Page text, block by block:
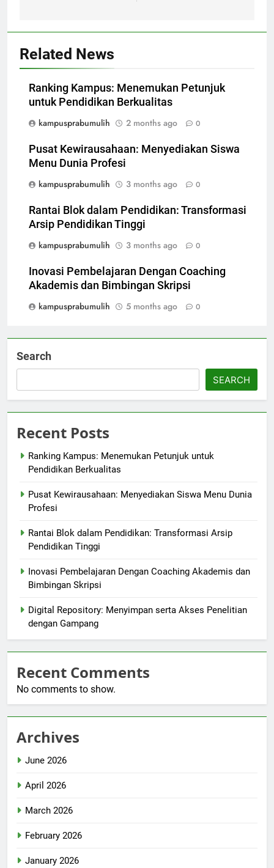
Related News
Ranking Kampus: Menemukan Petunjuk
untuk Pendidikan Berkualitas
kampusprabumulih
2 months ago 0
Pusat Kewirausahaan: Menyediakan Siswa
Menu Dunia Profesi
kampusprabumulih
3 months ago 0
Rantai Blok dalam Pendidikan: Transformasi
Arsip Pendidikan Tinggi
kampusprabumulih
3 months ago 0
Inovasi Pembelajaran Dengan Coaching
Akademis dan Bimbingan Skripsi
kampusprabumulih
5 months ago 0
Search
SEARCH
Recent Posts
Ranking Kampus: Menemukan Petunjuk untuk
Pendidikan Berkualitas
Pusat Kewirausahaan: Menyediakan Siswa Menu Dunia
Profesi
Rantai Blok dalam Pendidikan: Transformasi Arsip
Pendidikan Tinggi
Inovasi Pembelajaran Dengan Coaching Akademis dan
Bimbingan Skripsi
Digital Repository: Menyimpan serta Akses Penelitian
dengan Gampang
Recent Comments
No comments to show.
Archives
June 2026
April 2026
March 2026
February 2026
January 2026